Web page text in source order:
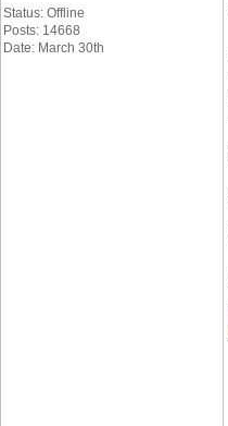
Status: Offline
Posts: 14668
Date: March 30th